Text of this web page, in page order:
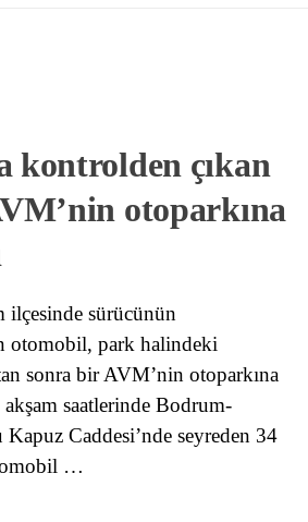
kontrolden çıkan
otoparkına
ilçesinde sürücünün
otomobil, park halindeki
sonra bir AVM’nin otoparkına
saatlerinde Bodrum-
Caddesi’nde seyreden 34
…